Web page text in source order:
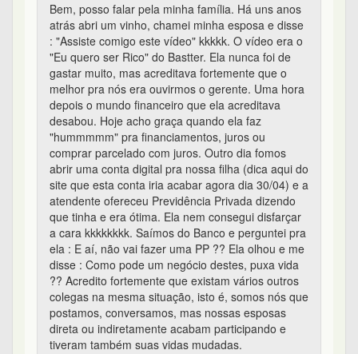
Bem, posso falar pela minha família. Há uns anos
atrás abri um vinho, chamei minha esposa e disse
: "Assiste comigo este vídeo" kkkkk. O vídeo era o
"Eu quero ser Rico" do Bastter. Ela nunca foi de
gastar muito, mas acreditava fortemente que o
melhor pra nós era ouvirmos o gerente. Uma hora
depois o mundo financeiro que ela acreditava
desabou. Hoje acho graça quando ela faz
"hummmmm" pra financiamentos, juros ou
comprar parcelado com juros. Outro dia fomos
abrir uma conta digital pra nossa filha (dica aqui do
site que esta conta iria acabar agora dia 30/04) e a
atendente ofereceu Previdência Privada dizendo
que tinha e era ótima. Ela nem consegui disfarçar
a cara kkkkkkkk. Saímos do Banco e perguntei pra
ela : E aí, não vai fazer uma PP ?? Ela olhou e me
disse : Como pode um negócio destes, puxa vida
?? Acredito fortemente que existam vários outros
colegas na mesma situação, isto é, somos nós que
postamos, conversamos, mas nossas esposas
direta ou indiretamente acabam participando e
tiveram também suas vidas mudadas.